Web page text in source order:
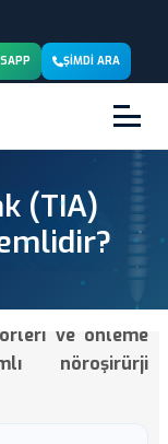
ŞIMDI ARA
(TIA)
en güçlü uyarı
ve önleme
nöroşirürji